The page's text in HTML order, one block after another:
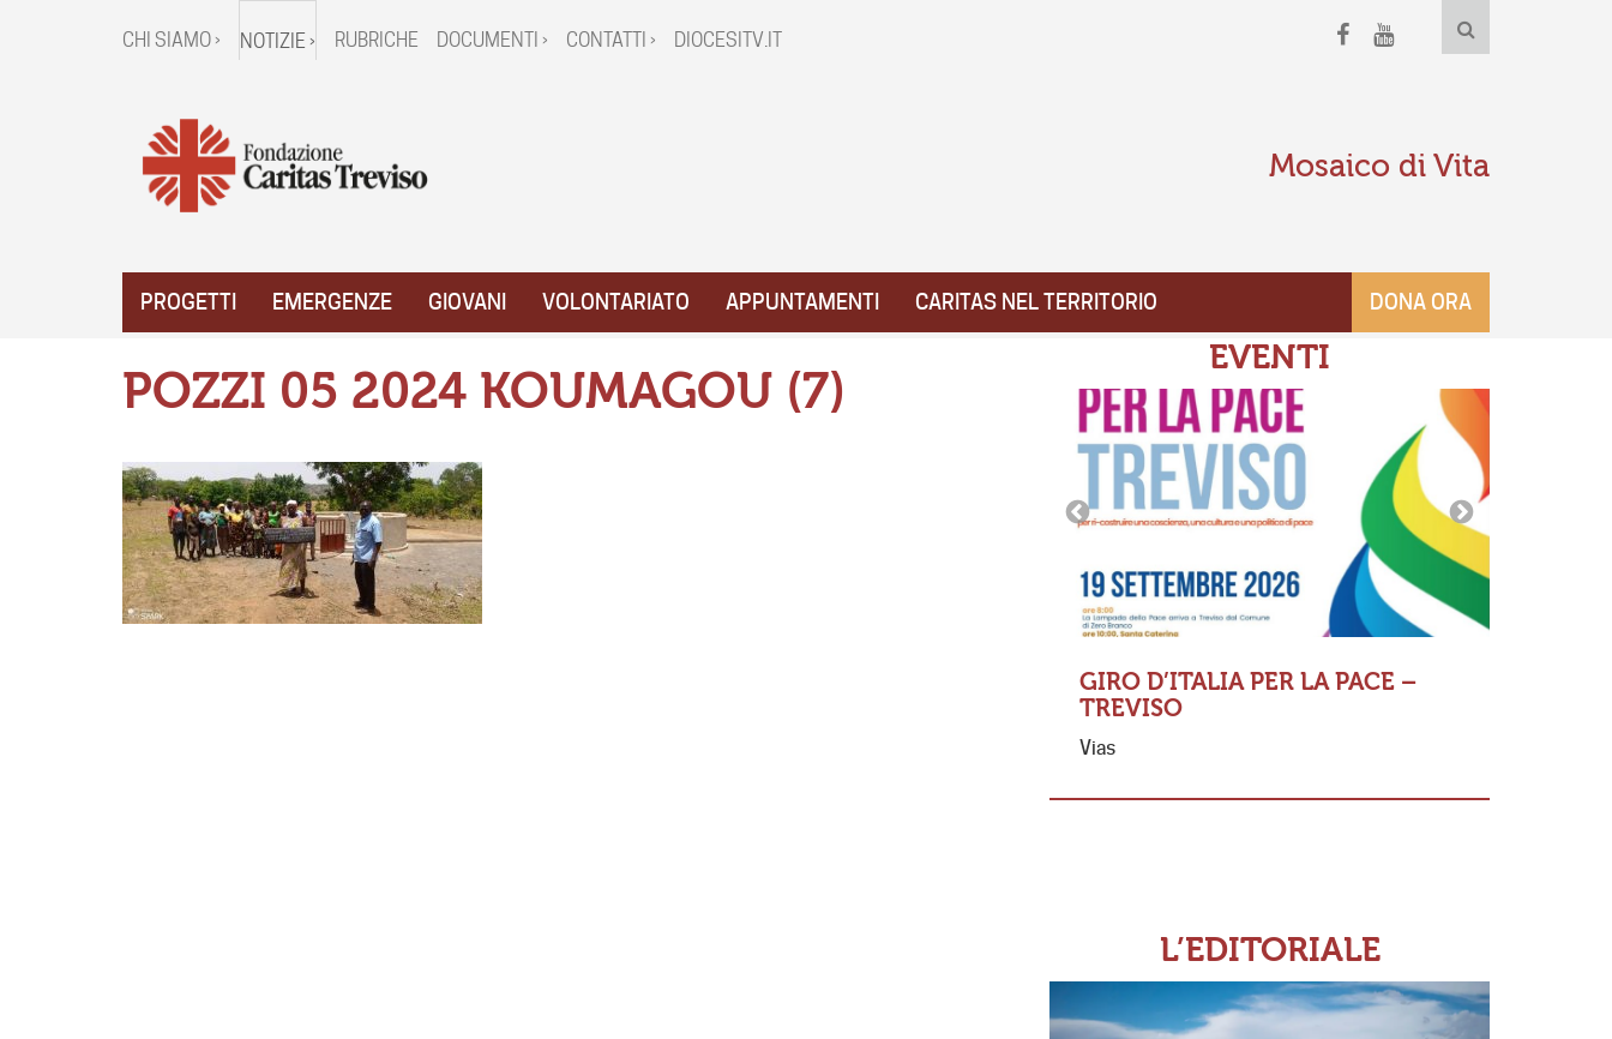
CHI SIAMO › NOTIZIE › RUBRICHE DOCUMENTI › CONTATTI › DIOCESITV.IT
Mosaico di Vita
PROGETTI EMERGENZE GIOVANI VOLONTARIATO APPUNTAMENTI CARITAS NEL TERRITORIO DONA ORA
POZZI 05 2024 KOUMAGOU (7)
EVENTI
GIRO D’ITALIA PER LA PACE –
TREVISO
Vias
L’EDITORIALE